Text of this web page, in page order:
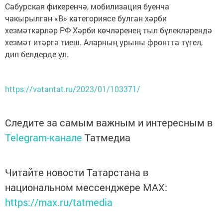
Сабурская фикеренчә, мобилизация буенча
чакырылган «В» кaтегориясе булган хәрби
хезмәткәрләр РФ Хәрби көчләренең тыл бүлекләрендә
хезмәт итәргә тиеш. Аларның урыны фронтта түгел,
дип белдерде ул.
https://vatantat.ru/2023/01/103371/
Следите за самым важным и интересным в
Telegram-канале Татмедиа
Читайте новости Татарстана в
национальном мессенджере MАХ:
https://max.ru/tatmedia